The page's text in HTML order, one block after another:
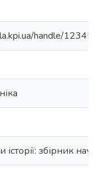
handle/
історії: збірник